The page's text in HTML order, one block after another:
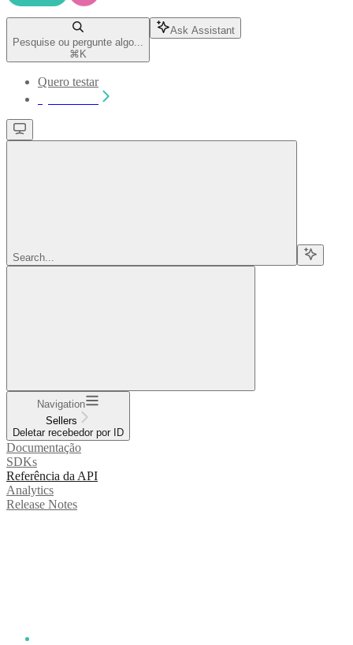
Pesquise ou pergunte algo...
⌘ K
Ask Assistant
Quero testar
Search...
Navigation
Sellers
Deletar recebedor por ID
Documentação
SDKs
Referência da API
Analytics
Release Notes